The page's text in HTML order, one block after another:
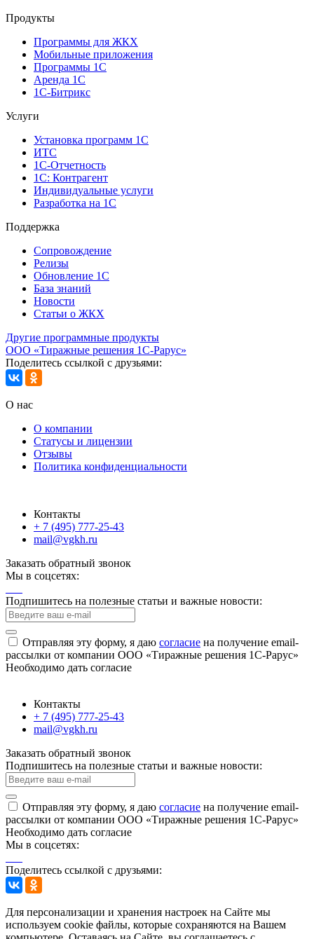
Продукты
Программы для ЖКХ
Мобильные приложения
Программы 1С
Аренда 1С
1С-Битрикс
Услуги
Установка программ 1С
ИТС
1С-Отчетность
1С: Контрагент
Индивидуальные услуги
Разработка на 1С
Поддержка
Сопровождение
Релизы
Обновление 1С
База знаний
Новости
Статьи о ЖКХ
Другие программные продукты
ООО «Тиражные решения 1С-Рарус»
Поделитесь ссылкой с друзьями:
О нас
О компании
Статусы и лицензии
Отзывы
Политика конфиденциальности
Контакты
+ 7 (495) 777-25-43
mail@vgkh.ru
Заказать обратный звонок
Мы в соцсетях:
Подпишитесь на полезные статьи и важные новости:
Отправляя эту форму, я даю согласие на получение email-
рассылки от компании ООО «Тиражные решения 1С-Рарус»
Необходимо дать согласие
Контакты
+ 7 (495) 777-25-43
mail@vgkh.ru
Заказать обратный звонок
Подпишитесь на полезные статьи и важные новости:
Отправляя эту форму, я даю согласие на получение email-
рассылки от компании ООО «Тиражные решения 1С-Рарус»
Необходимо дать согласие
Мы в соцсетях:
Поделитесь ссылкой с друзьями:
Для персонализации и хранения настроек на Сайте мы
используем cookie файлы, которые сохраняются на Вашем